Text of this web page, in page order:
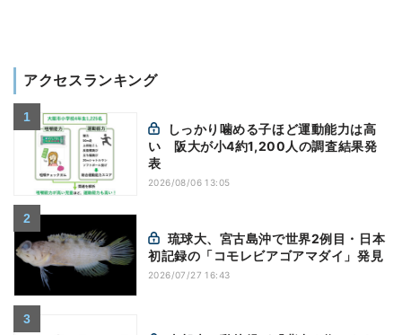
アクセスランキング
い 阪大が小4約1,200人の調査結果発
表
2026/08/06 13:05
初記録の「コモレビアゴアマダイ」発見
2026/07/27 16:43